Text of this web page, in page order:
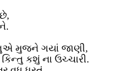
મુજને ગયાં જાણી,
કશું ના ઉચ્ચારી.